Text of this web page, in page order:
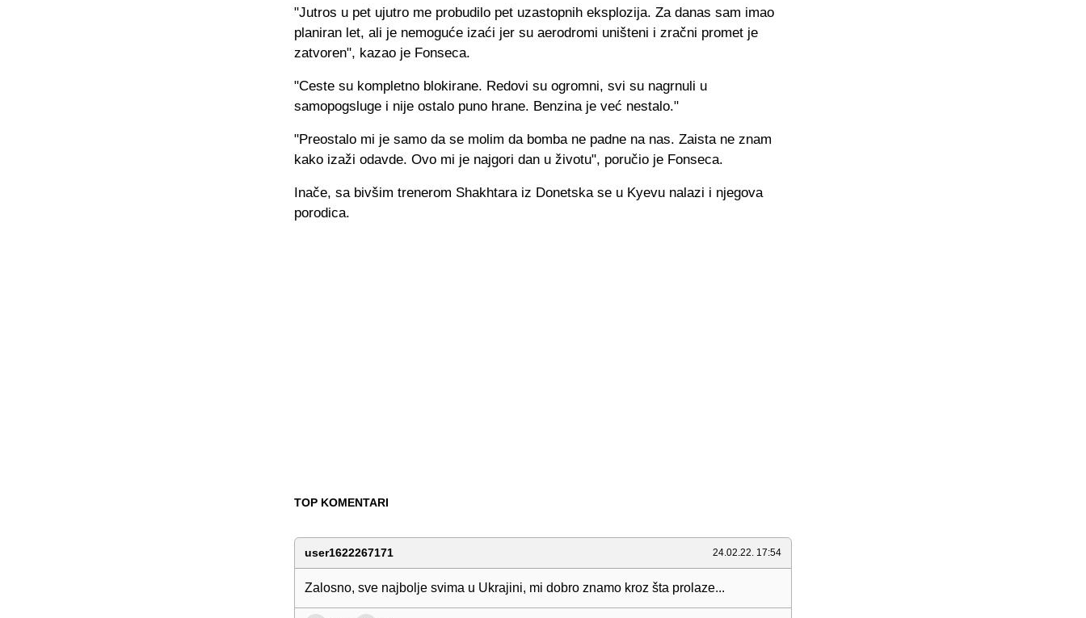
"Jutros u pet ujutro me probudilo pet uzastopnih eksplozija. Za danas sam imao
planiran let, ali je nemoguće izaći jer su aerodromi uništeni i zračni promet je
zatvoren", kazao je Fonseca.
"Ceste su kompletno blokirane. Redovi su ogromni, svi su nagrnuli u
samopogsluge i nije ostalo puno hrane. Benzina je već nestalo."
"Preostalo mi je samo da se molim da bomba ne padne na nas. Zaista ne znam
kako izaži odavde. Ovo mi je najgori dan u životu", poručio je Fonseca.
Inače, sa bivšim trenerom Shakhtara iz Donetska se u Kyevu nalazi i njegova
porodica.
TOP KOMENTARI
user1622267171 24.02.22. 17:54
Zalosno, sve najbolje svima u Ukrajini, mi dobro znamo kroz šta prolaze...